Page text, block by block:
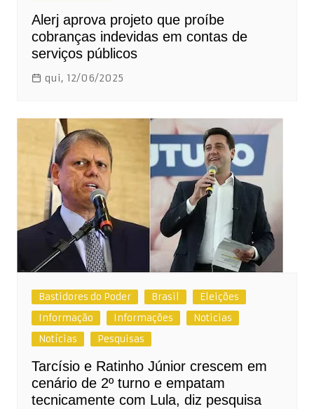
Alerj aprova projeto que proíbe
cobranças indevidas em contas de
serviços públicos
qui, 12/06/2025
Bastidores do Poder Brasil
Eleições
Informação
Informações
Noticias
Notícias
Pesquisas
Tarcísio e Ratinho Júnior crescem em
cenário de 2º turno e empatam
tecnicamente com Lula, diz pesquisa